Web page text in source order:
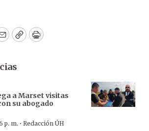
EmailCopyPrint
a Marset visitas
su abogado
p. m. · Redacción ÚH